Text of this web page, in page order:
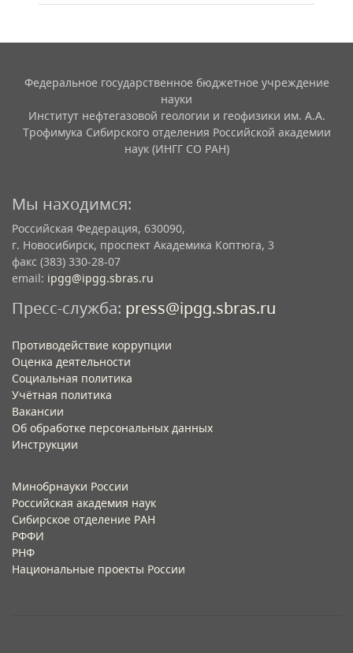
Федеральное государственное бюджетное учреждение
науки
Институт нефтегазовой геологии и геофизики им. А.А.
Трофимука Сибирского отделения Российской академии
наук (ИНГГ СО РАН)
Мы находимся:
Российская Федерация, 630090,
г. Новосибирск, проспект Академика Коптюга, 3
факс (383) 330-28-07
email: ipgg@ipgg.sbras.ru
Пресс-служба: press@ipgg.sbras.ru
Противодействие коррупции
Оценка деятельности
Социальная политика
Учётная политика​
Вакансии​
Об обработке персональных данных​
Инструкции​
Минобрнауки России
Российская академия наук
Сибирское отделение РАН
РФФИ
РНФ
Национальные проекты России